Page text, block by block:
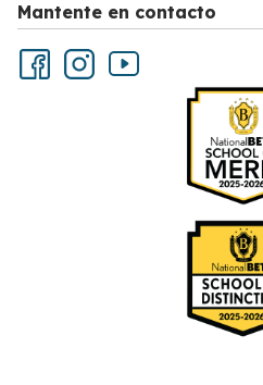
Mantente en contacto